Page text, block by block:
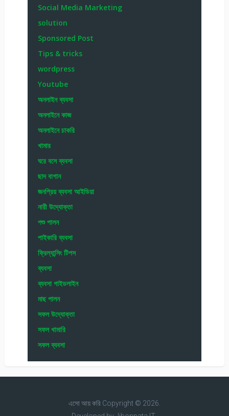
Social Media Marketing
solution
Sponsored Post
Tips & tricks
wordpress
Youtube
অনলাইন ব্যবসা
অনলাইনে কাজ
অনলাইনে চাকরি
খামার
ঘরে বসে ব্যবসা
ছাদ বাগান
জনপ্রিয় ব্যবসা আইডিয়া
নারী উদ্যোক্তা
পশু পালন
পাইকারি ব্যবসা
ফ্রিল্যান্সিং টিপস
ব্যবসা
ব্যবসা গাইডলাইন
মাছ পালন
সফল উদ্যোক্তা
সফল খামারি
সফল ব্যবসা
এসো আয় করিCopyright © 2026.